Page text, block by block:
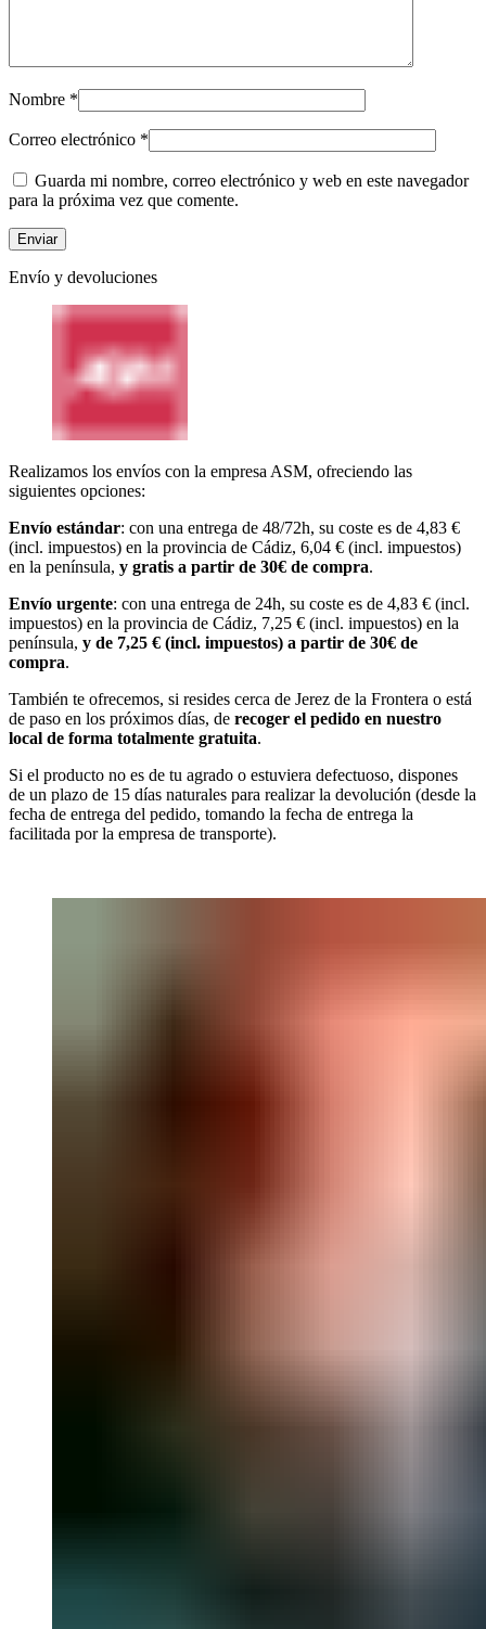
Nombre *
Correo electrónico *
Guarda mi nombre, correo electrónico y web en este navegador
para la próxima vez que comente.
Envío y devoluciones
Realizamos los envíos con la empresa ASM, ofreciendo las
siguientes opciones:
Envío estándar: con una entrega de 48/72h, su coste es de 4,83 €
(incl. impuestos) en la provincia de Cádiz, 6,04 € (incl. impuestos)
en la península, y gratis a partir de 30€ de compra.
Envío urgente: con una entrega de 24h, su coste es de 4,83 € (incl.
impuestos) en la provincia de Cádiz, 7,25 € (incl. impuestos) en la
península, y de 7,25 € (incl. impuestos) a partir de 30€ de
compra.
También te ofrecemos, si resides cerca de Jerez de la Frontera o está
de paso en los próximos días, de recoger el pedido en nuestro
local de forma totalmente gratuita.
Si el producto no es de tu agrado o estuviera defectuoso, dispones
de un plazo de 15 días naturales para realizar la devolución (desde la
fecha de entrega del pedido, tomando la fecha de entrega la
facilitada por la empresa de transporte).